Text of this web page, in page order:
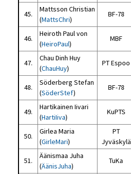
45.
Mattsson Christian
(MattsChri)
BF-78
46.
Heiroth Paul von
(HeiroPaul)
MBF
47.
Chau Dinh Huy
(ChauHuy)
PT Espoo
48.
Söderberg Stefan
(SöderStef)
BF-78
49.
Hartikainen Iivari
(HartiIiva)
KuPTS
50.
Girlea Maria
(GirleMari)
PT
Jyväskylä
51.
Äänismaa Juha
(ÄänisJuha)
TuKa